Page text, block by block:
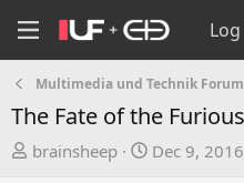
Multimedia und Technik Forum
The Fate of the
T
brainsheep
S
Dec 9, 2016